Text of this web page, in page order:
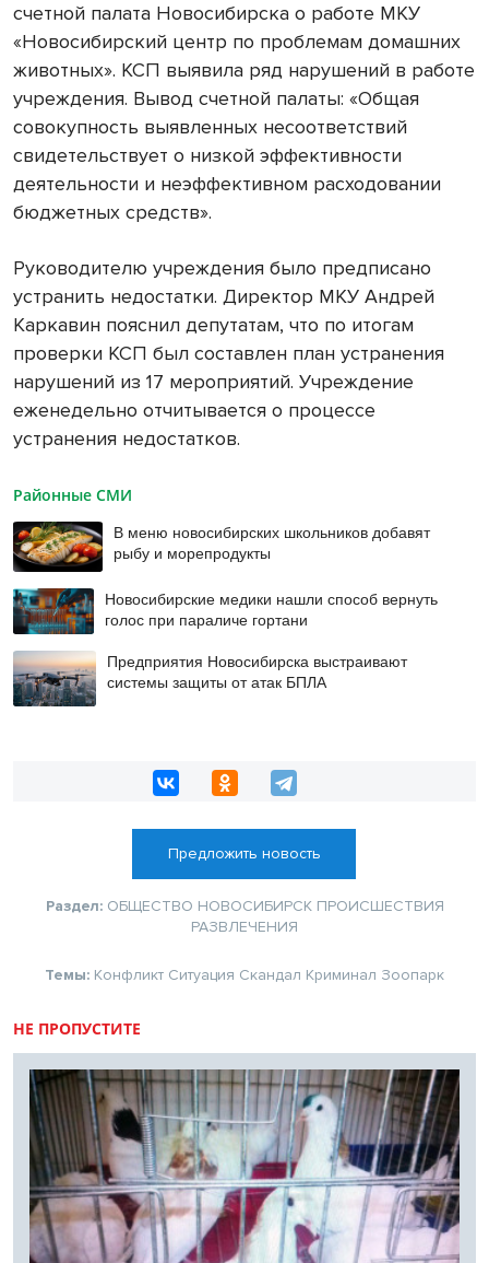
счетной палата Новосибирска о работе МКУ
«Новосибирский центр по проблемам домашних
животных». КСП выявила ряд нарушений в работе
учреждения. Вывод счетной палаты: «Общая
совокупность выявленных несоответствий
свидетельствует о низкой эффективности
деятельности и неэффективном расходовании
бюджетных средств».
Руководителю учреждения было предписано
устранить недостатки. Директор МКУ Андрей
Каркавин пояснил депутатам, что по итогам
проверки КСП был составлен план устранения
нарушений из 17 мероприятий. Учреждение
еженедельно отчитывается о процессе
устранения недостатков.
Районные СМИ
В меню новосибирских школьников добавят
рыбу и морепродукты
Новосибирские медики нашли способ вернуть
голос при параличе гортани
Предприятия Новосибирска выстраивают
системы защиты от атак БПЛА
Предложить новость
Раздел: ОБЩЕСТВО НОВОСИБИРСК ПРОИСШЕСТВИЯ
РАЗВЛЕЧЕНИЯ
Темы: Конфликт Ситуация Скандал Криминал Зоопарк
НЕ ПРОПУСТИТЕ